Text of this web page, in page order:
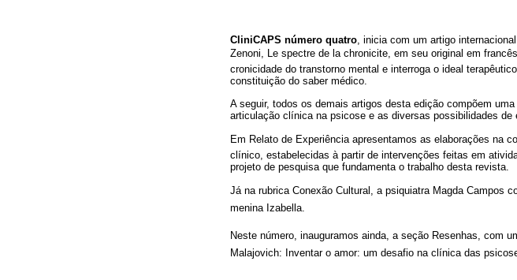
CliniCAPS número quatro, inicia com um artigo
Zenoni, Le spectre de la chronicite, em seu original em
cronicidade do transtorno mental e interroga o ideal
constituição do saber médico.
A seguir, todos os demais artigos desta edição compõem
articulação clínica na psicose e as diversas possibilidades de
Em Relato de Experiência apresentamos as elaborações na
clínico, estabelecidas à partir de intervenções feitas em
projeto de pesquisa que fundamenta o trabalho desta revista.
Já na rubrica Conexão Cultural, a psiquiatra Magda
menina Izabella.
Neste número, inauguramos ainda, a seção Resenhas,
Malajovich: Inventar o amor: um desafio na clínica das